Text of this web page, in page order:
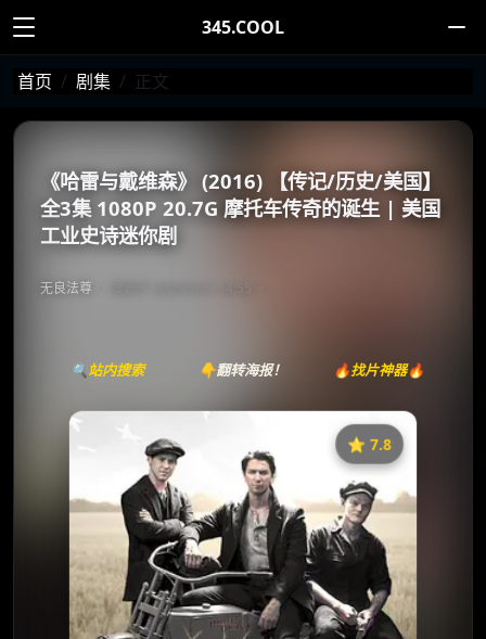
345.COOL
首页 剧集 正文
《哈雷与戴维森》 (2016) 【传记/历史/美国】
全3集 1080P 20.7G 摩托车传奇的诞生 | 美国
工业史诗迷你剧
无良法尊 发表于 2025/5/21 14:55
🔍站内搜索 👇翻转海报！ 🔥找片神器🔥
⭐️ 7.8
《哈雷与戴维森》
⭐
收藏
⭐️ 评分：7.8 | 🎬 2016年
✅ 已完结
夸克网盘